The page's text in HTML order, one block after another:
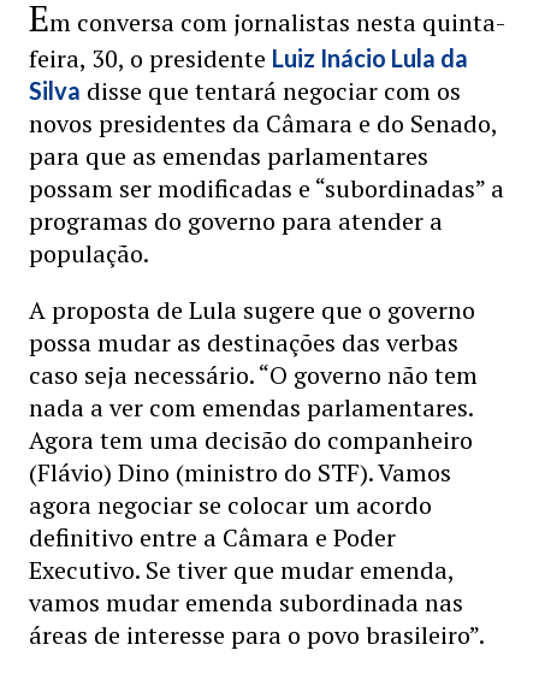
Em conversa com jornalistas nesta quinta-
feira, 30, o presidente Luiz Inácio Lula da
Silva disse que tentará negociar com os
novos presidentes da Câmara e do Senado,
para que as emendas parlamentares
possam ser modificadas e “subordinadas” a
programas do governo para atender a
população.
A proposta de Lula sugere que o governo
possa mudar as destinações das verbas
caso seja necessário. “O governo não tem
nada a ver com emendas parlamentares.
Agora tem uma decisão do companheiro
(Flávio) Dino (ministro do STF). Vamos
agora negociar se colocar um acordo
definitivo entre a Câmara e Poder
Executivo. Se tiver que mudar emenda,
vamos mudar emenda subordinada nas
áreas de interesse para o povo brasileiro”.